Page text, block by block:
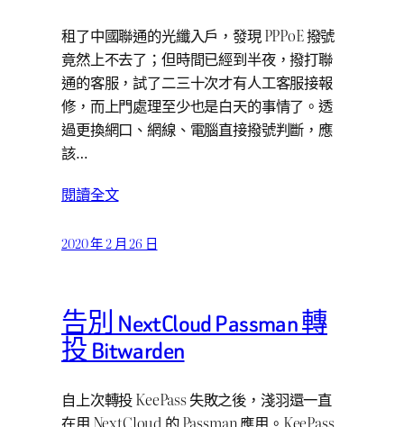
租了中國聯通的光纖入戶，發現 PPPoE 撥號
竟然上不去了；但時間已經到半夜，撥打聯
通的客服，試了二三十次才有人工客服接報
修，而上門處理至少也是白天的事情了。透
過更換網口、網線、電腦直接撥號判斷，應
該…
閱讀全文
2020 年 2 月 26 日
告別 NextCloud Passman 轉
投 Bitwarden
自上次轉投 KeePass 失敗之後，淺羽還一直
在用 NextCloud 的 Passman 應用。KeePass